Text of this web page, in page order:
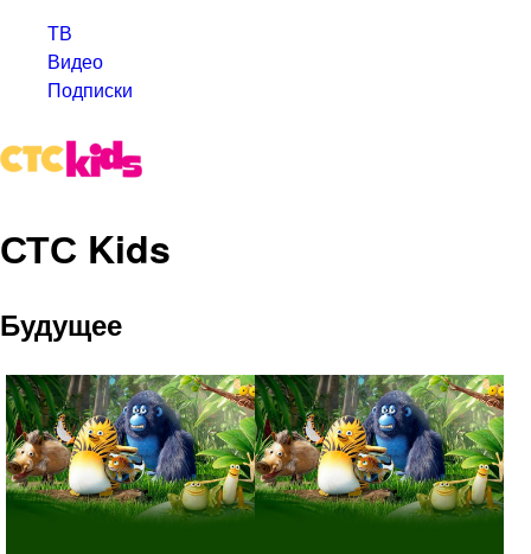
ТВ
Видео
Подписки
СТС Kids
Будущее